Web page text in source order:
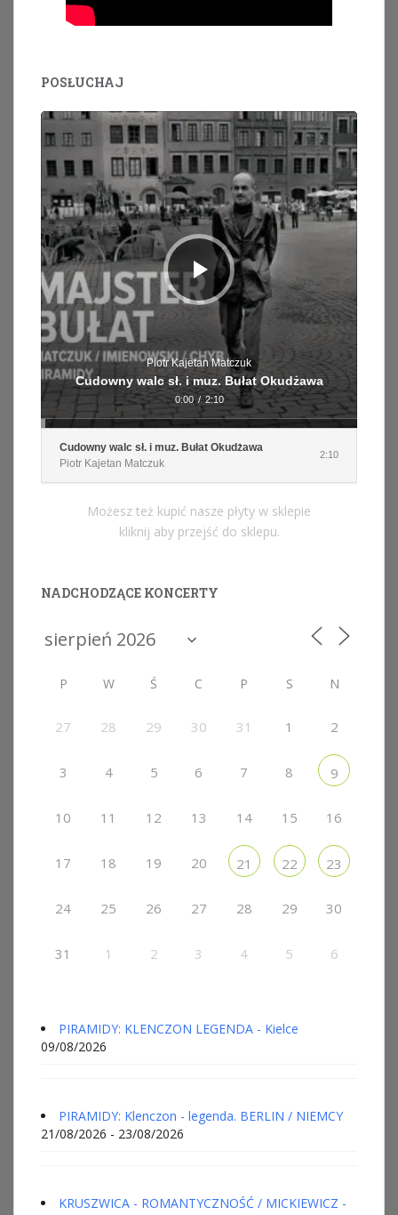
POSŁUCHAJ
Odtwarzacz
dźwiękowych
Piotr Kajetan Matczuk
Cudowny walc sł. i muz. Bułat Okudżawa
0:00 / 2:10
Cudowny walc sł. i muz. Bułat Okudżawa
Piotr Kajetan Matczuk
2:10
Możesz też kupić nasze płyty w sklepie
kliknij aby przejść do sklepu.
NADCHODZĄCE KONCERTY
P W Ś C P S N
27 28 29 30 31 1 2
3 4 5 6 7 8 9
10 11 12 13 14 15 16
17 18 19 20 21 22 23
24 25 26 27 28 29 30
31 1 2 3 4 5 6
PIRAMIDY: KLENCZON LEGENDA - Kielce
09/08/2026
PIRAMIDY: Klenczon - legenda. BERLIN / NIEMCY
21/08/2026 - 23/08/2026
KRUSZWICA - ROMANTYCZNOŚĆ / MICKIEWICZ -